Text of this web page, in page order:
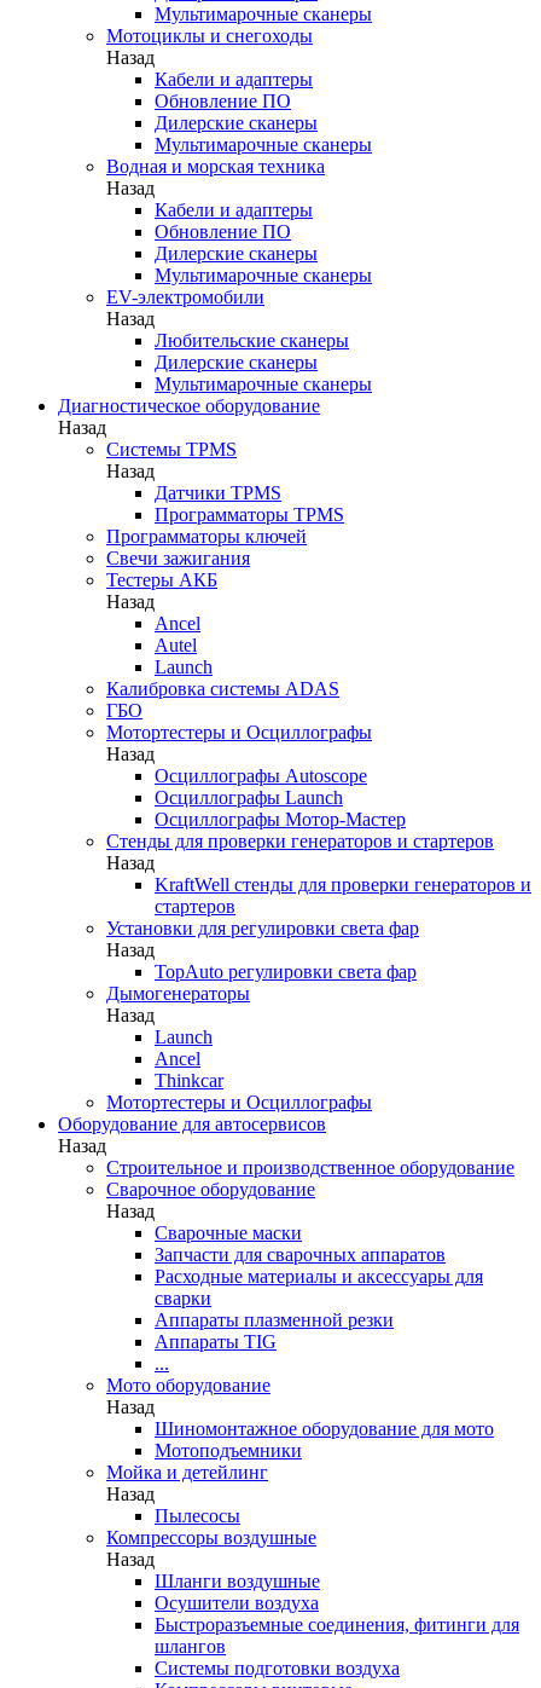
Мультимарочные сканеры
Мотоциклы и снегоходы
Назад
Кабели и адаптеры
Обновление ПО
Дилерские сканеры
Мультимарочные сканеры
Водная и морская техника
Назад
Кабели и адаптеры
Обновление ПО
Дилерские сканеры
Мультимарочные сканеры
EV-электромобили
Назад
Любительские сканеры
Дилерские сканеры
Мультимарочные сканеры
Диагностическое оборудование
Назад
Системы TPMS
Назад
Датчики TPMS
Программаторы TPMS
Программаторы ключей
Свечи зажигания
Тестеры АКБ
Назад
Ancel
Autel
Launch
Калибровка системы ADAS
ГБО
Мотортестеры и Осциллографы
Назад
Осциллографы Autoscope
Осциллографы Launch
Осциллографы Мотор-Мастер
Стенды для проверки генераторов и стартеров
Назад
KraftWell стенды для проверки генераторов и
стартеров
Установки для регулировки света фар
Назад
TopAuto регулировки света фар
Дымогенераторы
Назад
Launch
Ancel
Thinkcar
Мотортестеры и Осциллографы
Оборудование для автосервисов
Назад
Строительное и производственное оборудование
Сварочное оборудование
Назад
Сварочные маски
Запчасти для сварочных аппаратов
Расходные материалы и аксессуары для
сварки
Аппараты плазменной резки
Аппараты TIG
...
Мото оборудование
Назад
Шиномонтажное оборудование для мото
Мотоподъемники
Мойка и детейлинг
Назад
Пылесосы
Компрессоры воздушные
Назад
Шланги воздушные
Осушители воздуха
Быстроразъемные соединения, фитинги для
шлангов
Системы подготовки воздуха